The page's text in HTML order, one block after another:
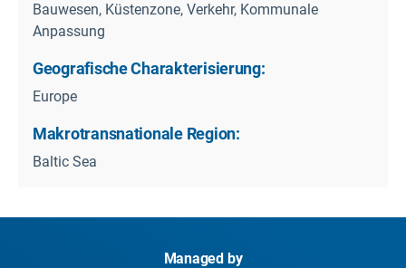
Bauwesen, Küstenzone, Verkehr, Kommunale
Anpassung
Geografische Charakterisierung:
Europe
Makrotransnationale Region:
Baltic Sea
Managed by